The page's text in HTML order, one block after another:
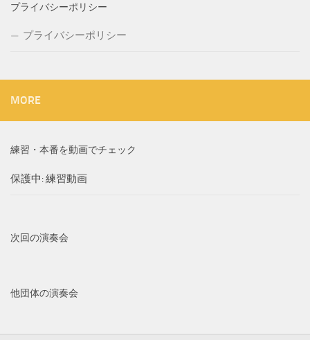
プライバシーポリシー
プライバシーポリシー
MORE
練習・本番を動画でチェック
保護中: 練習動画
次回の演奏会
他団体の演奏会